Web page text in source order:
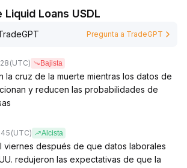
Loans USDL
Pregunta a TradeGPT
(UTC) Bajista
la cruz de la muerte mientras los datos de
y reducen las probabilidades de
(UTC) Alcista
viernes después de que datos laborales
redujeron las expectativas de que la